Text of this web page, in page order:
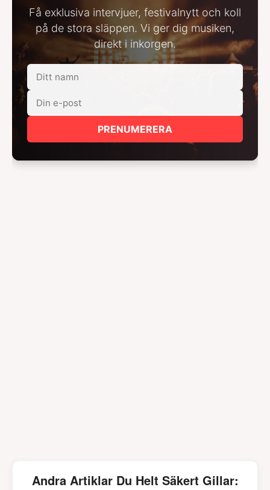
Få exklusiva intervjuer, festivalnytt och koll
på de stora släppen. Vi ger dig musiken,
direkt i inkorgen.
PRENUMERERA
Andra Artiklar Du Helt Säkert Gillar: